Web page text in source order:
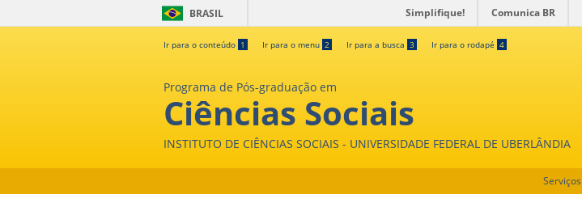
BRASIL Simplifique! Comunica BR
Ir para o conteúdo 1 Ir para o menu 2 Ir para a busca 3 Ir para o rodapé 4
Programa de Pós-graduação em
Ciências Sociais
INSTITUTO DE CIÊNCIAS SOCIAIS - UNIVERSIDADE FEDERAL DE UBERLÂNDIA
Serviços